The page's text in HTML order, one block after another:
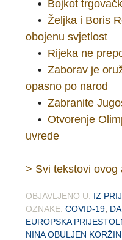
• Bojkot
• Željka i Boris
obojenu svjetlost
• Rijeka ne
• Zaborav je
opasno po narod
• Zabranite
• Otvorenje
uvrede
> Svi tekstovi ovog
OBJAVLJENO U: IZ
OZNAKE: COVID-19
EUROPSKA
NINA OBULJEN